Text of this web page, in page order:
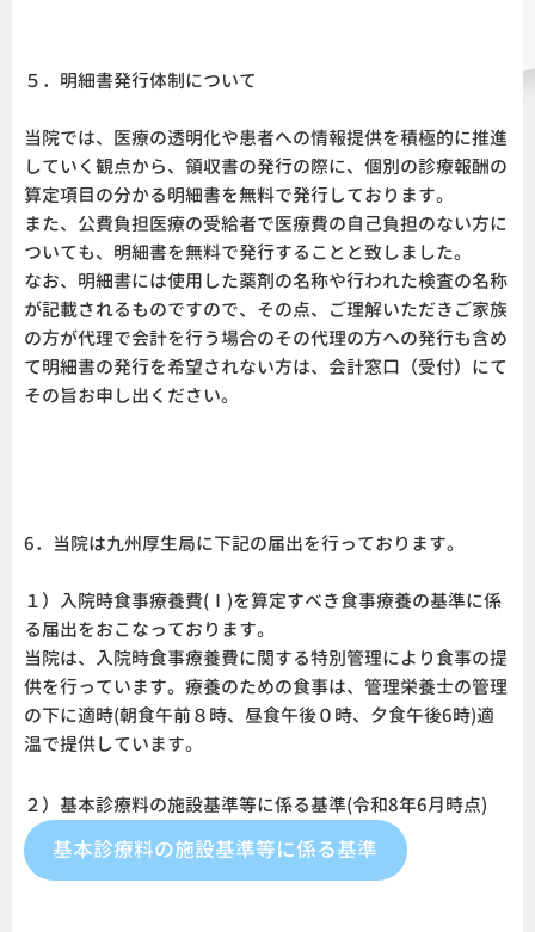
５．明細書発行体制について
当院では、医療の透明化や患者への情報提供を積極的に推進
していく観点から、領収書の発行の際に、個別の診療報酬の
算定項目の分かる明細書を無料で発行しております。
また、公費負担医療の受給者で医療費の自己負担のない方に
ついても、明細書を無料で発行することと致しました。
なお、明細書には使用した薬剤の名称や行われた検査の名称
が記載されるものですので、その点、ご理解いただきご家族
の方が代理で会計を行う場合のその代理の方への発行も含め
て明細書の発行を希望されない方は、会計窓口（受付）にて
その旨お申し出ください。
6．当院は九州厚生局に下記の届出を行っております。
１）入院時食事療養費(Ⅰ)を算定すべき食事療養の基準に係
る届出をおこなっております。
当院は、入院時食事療養費に関する特別管理により食事の提
供を行っています。療養のための食事は、管理栄養士の管理
の下に適時(朝食午前８時、昼食午後０時、夕食午後6時)適
温で提供しています。
２）基本診療料の施設基準等に係る基準(令和8年6月時点)
基本診療料の施設基準等に係る基準